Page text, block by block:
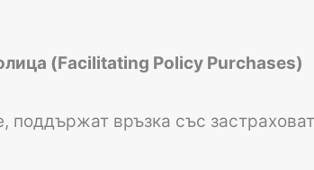
(Facilitating Policy Purchases)
връзка със